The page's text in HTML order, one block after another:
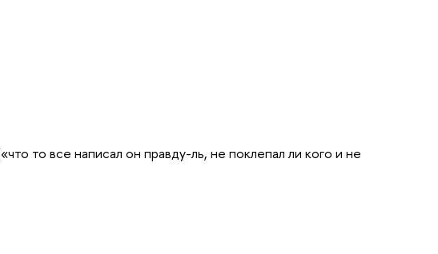
то все написал он правду-ль, не поклепал ли кого и не